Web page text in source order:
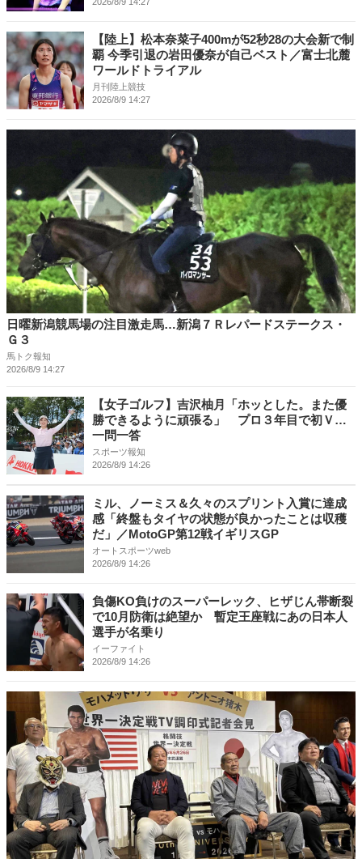
2026/8/9 14:27
【陸上】松本奈菜子400mが52秒28の大会新で制
覇 今季引退の岩田優奈が自己ベスト／富士北麓
ワールドトライアル
月刊陸上競技
2026/8/9 14:27
日曜新潟競馬場の注目激走馬…新潟７Ｒレパードステークス・
Ｇ３
馬トク報知
2026/8/9 14:27
【女子ゴルフ】吉沢柚月「ホッとした。また優
勝できるように頑張る」 プロ３年目で初Ｖ…
一問一答
スポーツ報知
2026/8/9 14:26
ミル、ノーミス＆久々のスプリント入賞に達成
感「終盤もタイヤの状態が良かったことは収穫
だ」／MotoGP第12戦イギリスGP
オートスポーツweb
2026/8/9 14:26
負傷KO負けのスーパーレック、ヒザじん帯断裂
で10月防衛は絶望か 暫定王座戦にあの日本人
選手が名乗り
イーファイト
2026/8/9 14:26